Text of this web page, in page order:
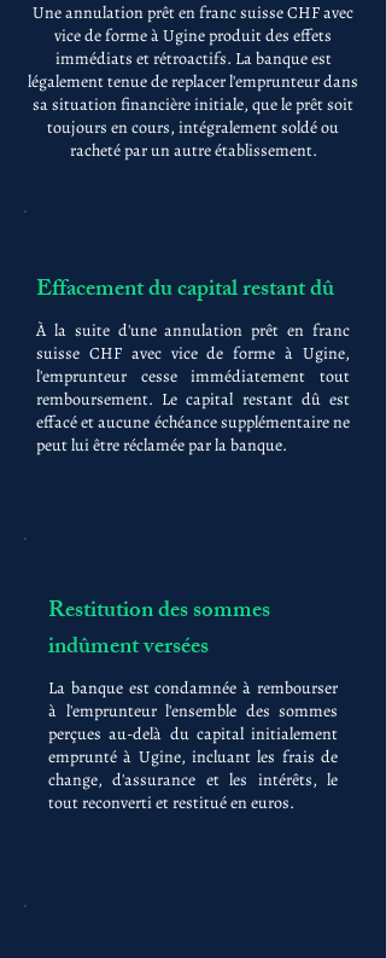
Une annulation prêt en franc suisse CHF avec
vice de forme à Ugine produit des effets
immédiats et rétroactifs. La banque est
légalement tenue de replacer l'emprunteur dans
sa situation financière initiale, que le prêt soit
toujours en cours, intégralement soldé ou
racheté par un autre établissement.
Effacement du capital restant dû
À la suite d'une annulation prêt en franc
suisse CHF avec vice de forme à Ugine,
l'emprunteur cesse immédiatement tout
remboursement. Le capital restant dû est
effacé et aucune échéance supplémentaire ne
peut lui être réclamée par la banque.
Restitution des sommes
indûment versées
La banque est condamnée à rembourser
à l'emprunteur l'ensemble des sommes
perçues au-delà du capital initialement
emprunté à Ugine, incluant les frais de
change, d'assurance et les intérêts, le
tout reconverti et restitué en euros.